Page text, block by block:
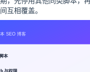
互相覆盖。